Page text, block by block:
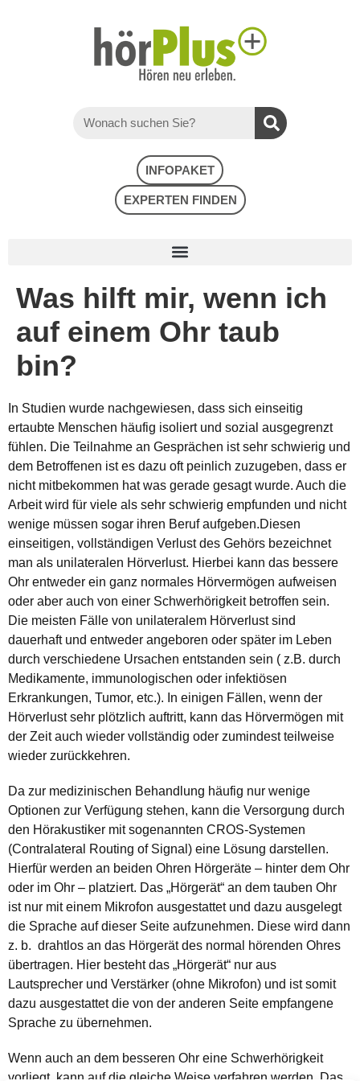
INFOPAKET
EXPERTEN FINDEN
Was hilft mir, wenn ich
auf einem Ohr taub
bin?
In Studien wurde nachgewiesen, dass sich einseitig
ertaubte Menschen häufig isoliert und sozial ausgegrenzt
fühlen. Die Teilnahme an Gesprächen ist sehr schwierig und
dem Betroffenen ist es dazu oft peinlich zuzugeben, dass er
nicht mitbekommen hat was gerade gesagt wurde. Auch die
Arbeit wird für viele als sehr schwierig empfunden und nicht
wenige müssen sogar ihren Beruf aufgeben.Diesen
einseitigen, vollständigen Verlust des Gehörs bezeichnet
man als unilateralen Hörverlust. Hierbei kann das bessere
Ohr entweder ein ganz normales Hörvermögen aufweisen
oder aber auch von einer Schwerhörigkeit betroffen sein.
Die meisten Fälle von unilateralem Hörverlust sind
dauerhaft und entweder angeboren oder später im Leben
durch verschiedene Ursachen entstanden sein ( z.B. durch
Medikamente, immunologischen oder infektiösen
Erkrankungen, Tumor, etc.). In einigen Fällen, wenn der
Hörverlust sehr plötzlich auftritt, kann das Hörvermögen mit
der Zeit auch wieder vollständig oder zumindest teilweise
wieder zurückkehren.
Da zur medizinischen Behandlung häufig nur wenige
Optionen zur Verfügung stehen, kann die Versorgung durch
den Hörakustiker mit sogenannten CROS-Systemen
(Contralateral Routing of Signal) eine Lösung darstellen.
Hierfür werden an beiden Ohren Hörgeräte – hinter dem Ohr
oder im Ohr – platziert. Das „Hörgerät“ an dem tauben Ohr
ist nur mit einem Mikrofon ausgestattet und dazu ausgelegt
die Sprache auf dieser Seite aufzunehmen. Diese wird dann
z. b. drahtlos an das Hörgerät des normal hörenden Ohres
übertragen. Hier besteht das „Hörgerät“ nur aus
Lautsprecher und Verstärker (ohne Mikrofon) und ist somit
dazu ausgestattet die von der anderen Seite empfangene
Sprache zu übernehmen.
Wenn auch an dem besseren Ohr eine Schwerhörigkeit
vorliegt, kann auf die gleiche Weise verfahren werden. Das